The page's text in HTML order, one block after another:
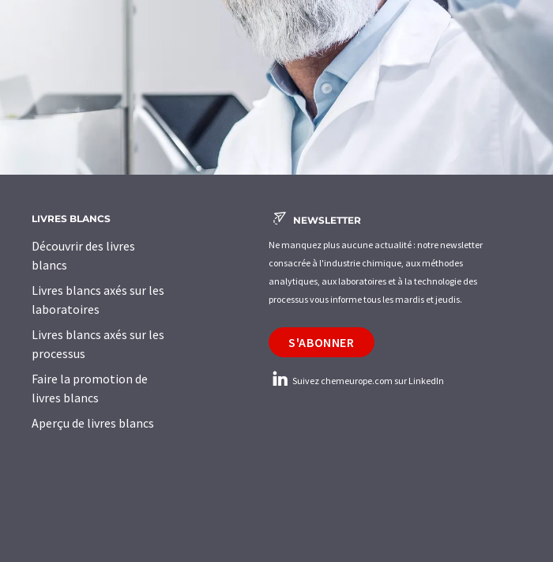
LIVRES BLANCS
Découvrir des livres
blancs
Livres blancs axés sur les
laboratoires
Livres blancs axés sur les
processus
Faire la promotion de
livres blancs
Aperçu de livres blancs
NEWSLETTER
Ne manquez plus aucune actualité : notre newsletter
consacrée à l'industrie chimique, aux méthodes
analytiques, aux laboratoires et à la technologie des
processus vous informe tous les mardis et jeudis.
S'ABONNER
Suivez chemeurope.com sur LinkedIn